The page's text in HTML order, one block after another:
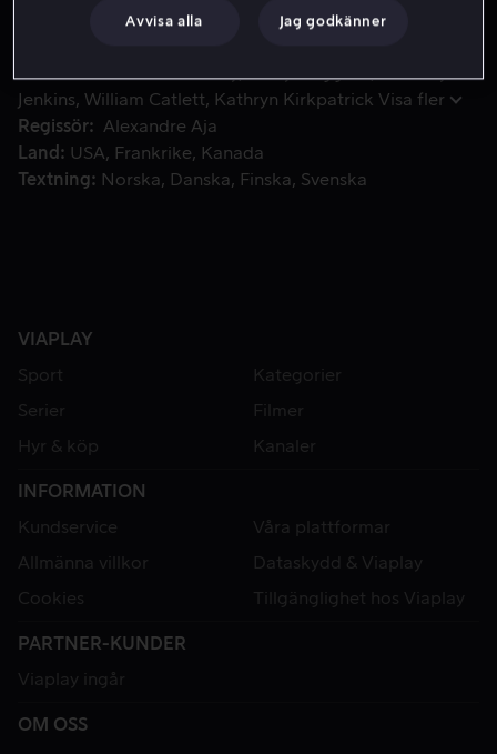
sönerna börjar ifrågasätta hotet utanför, utmanas deras
Jenkins William Catlett Kathryn Kirkpatrick Visa fler
Regissör
Alexandre Aja
Land
USA Frankrike
Kanada
Textning
Norska Danska Finska Svenska
VIAPLAY
Sport
Kategorier
Serier
Filmer
Hyr & köp
Kanaler
INFORMATION
Kundservice
Våra plattformar
Allmänna villkor
Dataskydd & Viaplay
Cookies
Tillgänglighet hos Viaplay
PARTNER-KUNDER
Viaplay ingår
OM OSS
Avvisa alla Jag godkänner